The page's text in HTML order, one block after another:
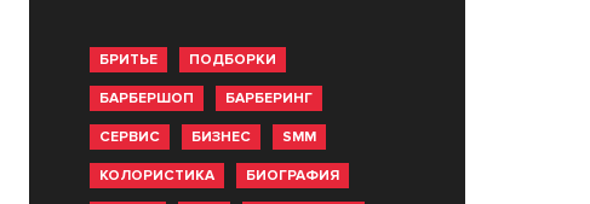
БРИТЬЕ ПОДБОРКИ
БАРБЕРШОП БАРБЕРИНГ
СЕРВИС БИЗНЕС SMM
КОЛОРИСТИКА БИОГРАФИЯ